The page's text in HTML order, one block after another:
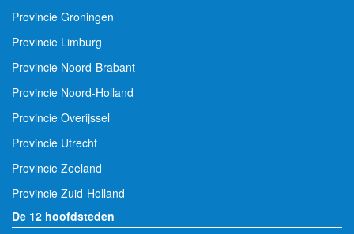
Provincie Groningen
Provincie Limburg
Provincie Noord-Brabant
Provincie Noord-Holland
Provincie Overijssel
Provincie Utrecht
Provincie Zeeland
Provincie Zuid-Holland
De 12 hoofdsteden